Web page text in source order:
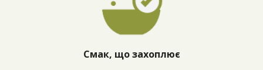
Смак, що захоплює